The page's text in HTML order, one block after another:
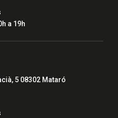
a 19h
5 08302 Mataró